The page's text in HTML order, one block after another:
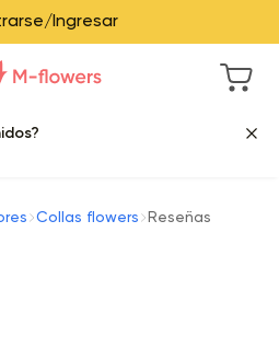
Ingresar
Collas flowers Reseñas